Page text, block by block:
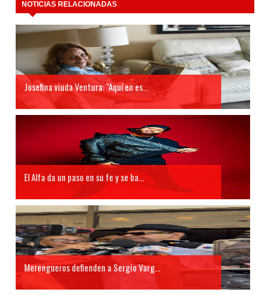
NOTICIAS RELACIONADAS
Josefina viuda Ventura: "Aquí en es...
El Alfa da un paso en su fe y se ba...
Merengueros defienden a Sergio Varg...